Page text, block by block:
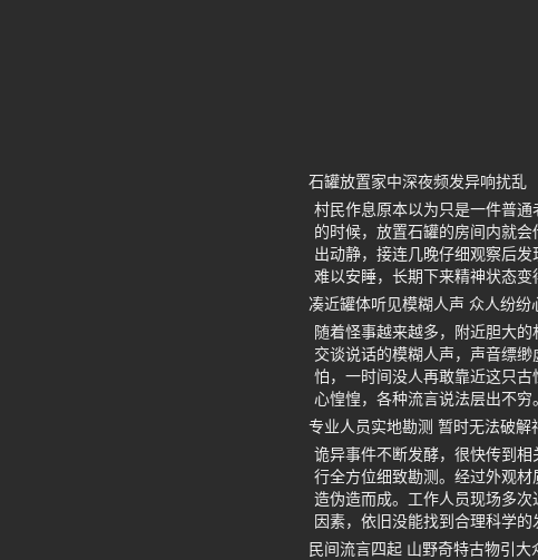
石罐放置家中深夜频发异响扰乱
村民作息原本以为只是一件普
的时候，放置石罐的房间内就
出动静，接连几晚仔细观察后
难以安睡，长期下来精神状态变
凑近罐体听见模糊人声 众人纷纷
随着怪事越来越多，附近胆大
交谈说话的模糊人声，声音缥
怕，一时间没人再敢靠近这只
心惶惶，各种流言说法层出不穷。
专业人员实地勘测 暂时无法破解
诡异事件不断发酵，很快传到
行全方位细致勘测。经过外观
造伪造而成。工作人员现场多
因素，依旧没能找到合理科学的
民间流言四起 山野奇特古物引大